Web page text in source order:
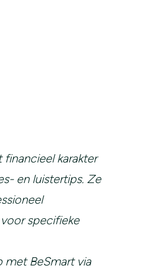
karakter
en luistertips. Ze
specifieke
BeSmart via